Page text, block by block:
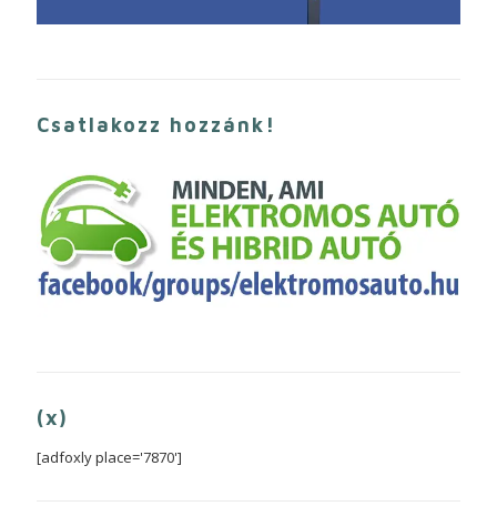
Csatlakozz hozzánk!
(x)
[adfoxly place='7870']